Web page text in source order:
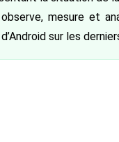
mesure et
sur les